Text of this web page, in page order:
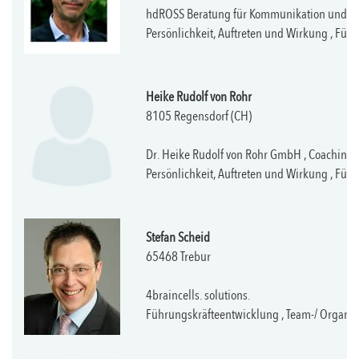
hdROSS Beratung für Kommunikation und
Persönlichkeit, Auftreten und Wirkung ,
Heike Rudolf von Rohr
8105 Regensdorf (CH)
Dr. Heike Rudolf von Rohr GmbH , Coaching
Persönlichkeit, Auftreten und Wirkung ,
Stefan Scheid
65468 Trebur
4braincells. solutions.
Führungskräfteentwicklung , Team-/